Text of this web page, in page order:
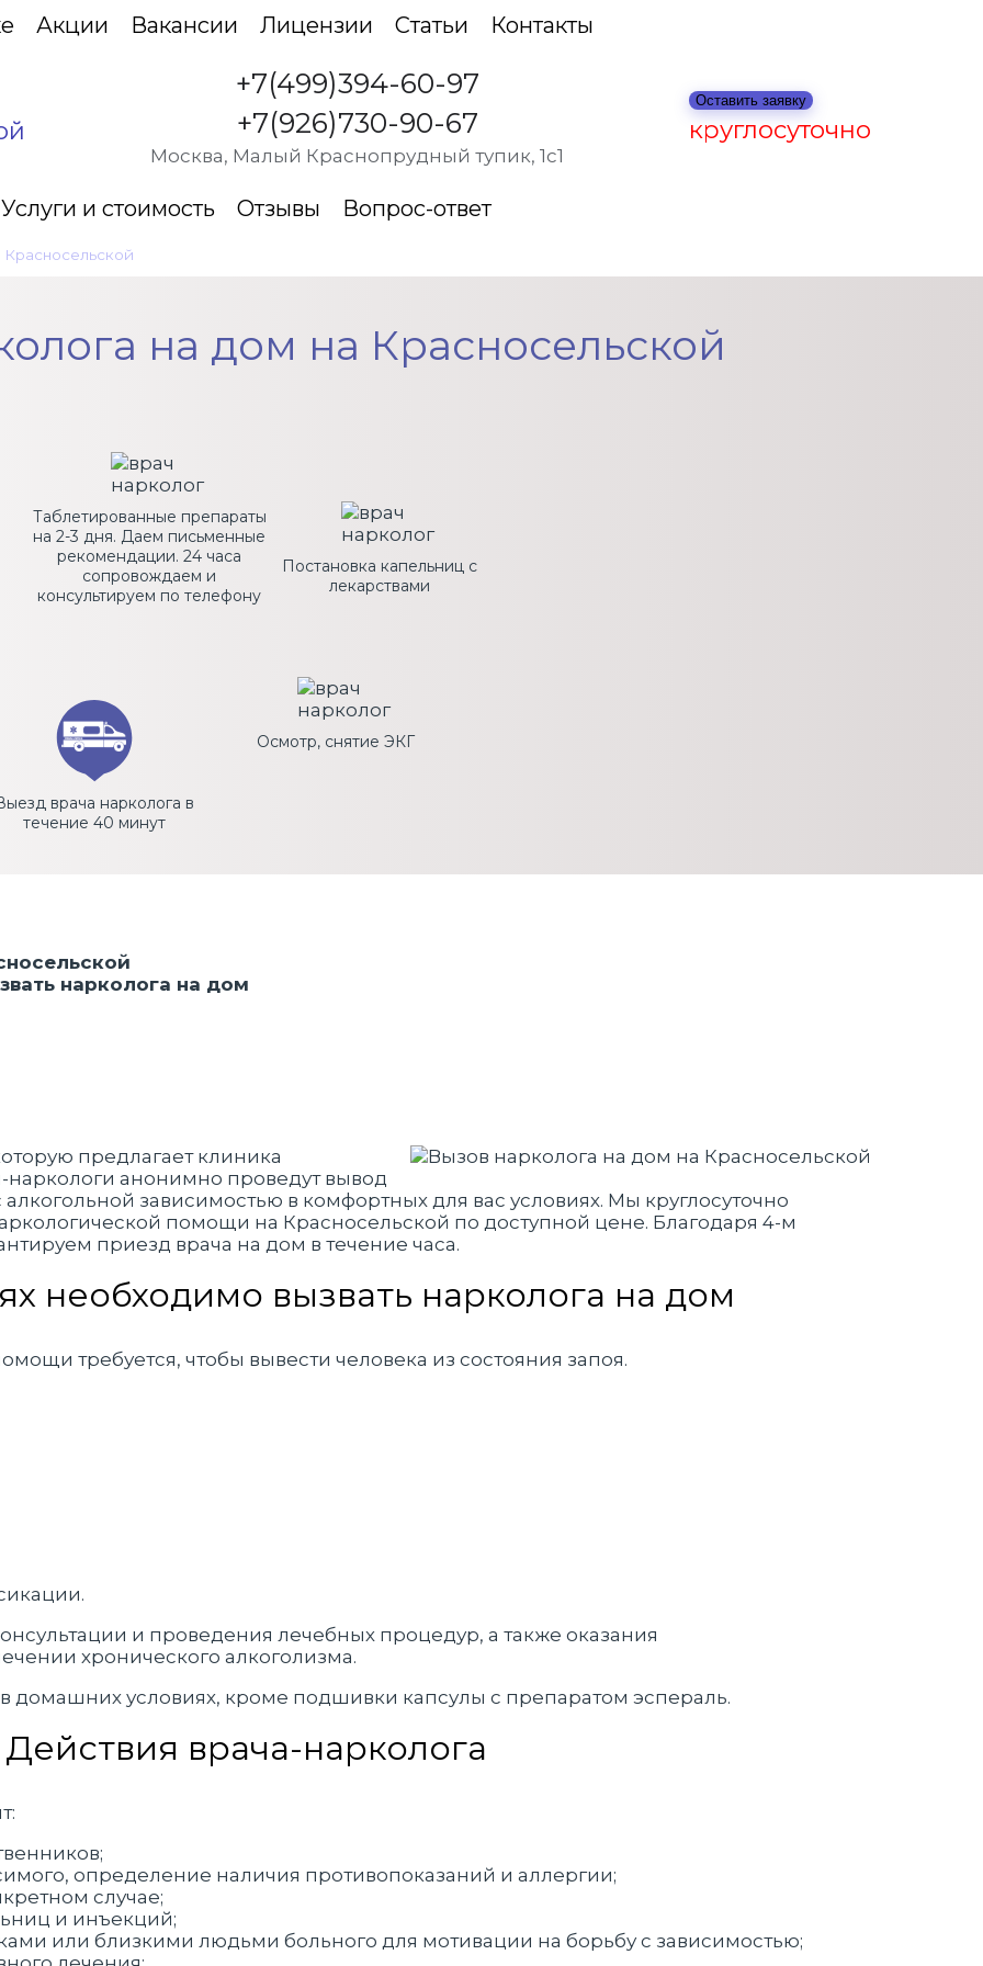
Акции Вакансии Лицензии Статьи Контакты
+7(499)394-60-97
+7(926)730-90-67
Москва, Малый Краснопрудный тупик, 1с1
Оставить заявку
круглосуточно
Услуги и стоимость Отзывы Вопрос-ответ
на дом на Красносельской
врача нарколога в
течение 40 минут
Осмотр, снятие ЭКГ
Постановка капельниц с
лекарствами
Таблетированные препараты
на 2-3 дня. Даем письменные
рекомендации. 24 часа
сопровождаем и
консультируем по телефону
нарколога на дом
предлагает клиника
наркологи анонимно проведут вывод
зависимостью в комфортных для вас условиях. Мы круглосуточно
помощи на Красносельской по доступной цене. Благодаря 4-м
приезд врача на дом в течение часа.
необходимо вызвать нарколога на дом
требуется, чтобы вывести человека из состояния запоя.
и проведения лечебных процедур, а также оказания
хронического алкоголизма.
домашних условиях, кроме подшивки капсулы с препаратом эспераль.
Действия врача-нарколога
определение наличия противопоказаний и аллергии;
случае;
и инъекций;
или близкими людьми больного для мотивации на борьбу с зависимостью;